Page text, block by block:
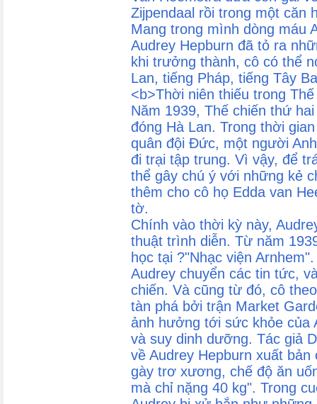
Zijpendaal rồi trong một căn
Mang trong mình dòng máu
Audrey Hepburn đã tỏ ra
khi trưởng thành, cô có thể
Lan, tiếng Pháp, tiếng Tây
<b>Thời niên thiếu trong
Năm 1939, Thế chiến thứ
đóng Hà Lan. Trong thời
quân đội Đức, một người
đi trại tập trung. Vì vậy, để
thể gây chú ý với những kẻ
thêm cho cô họ Edda van
tờ.
Chính vào thời kỳ này,
thuật trình diễn. Từ năm
học tại ?"Nhạc viện
Audrey chuyển các tin tức,
chiến. Và cũng từ đó, cô
tàn phá bởi trận Market
ảnh hưởng tới sức khỏe của
và suy dinh dưỡng. Tác giả
về Audrey Hepburn xuất
gày trơ xương, chế độ ăn
mà chỉ nặng 40 kg". Trong